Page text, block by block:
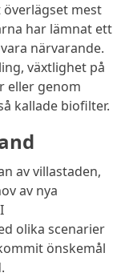
mest
har lämnat ett
närvarande.
växtlighet på
eller genom
kallade biofilter.
av villastaden,
av nya
olika scenarier
önskemål